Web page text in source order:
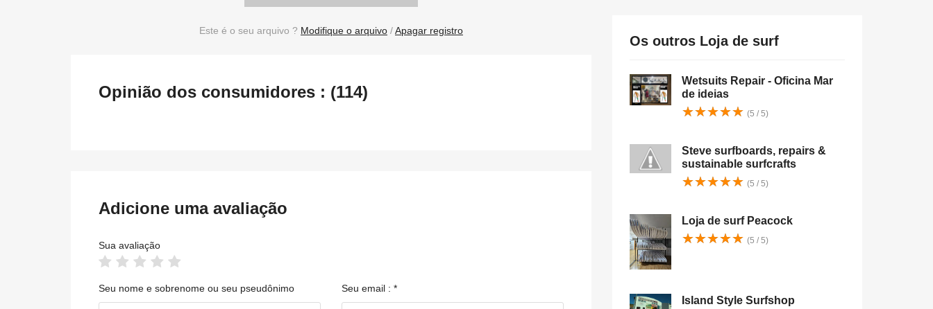
Este é o seu arquivo ? Modifique o arquivo /Apagar registro
Opinião dos consumidores : (114)
Adicione uma avaliação
Sua avaliação
Seu nome e sobrenome ou seu pseudônimo Seu email : *
Os outros Loja de surf
Wetsuits Repair - Oficina Mar
de ideias
★★★★★
★★★★★ (5 / 5)
Steve surfboards, repairs &
sustainable surfcrafts
★★★★★
★★★★★ (5 / 5)
Loja de surf Peacock
★★★★★
★★★★★ (5 / 5)
Island Style Surfshop